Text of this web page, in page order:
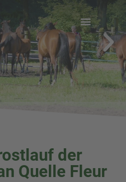
der
Quelle Fleur